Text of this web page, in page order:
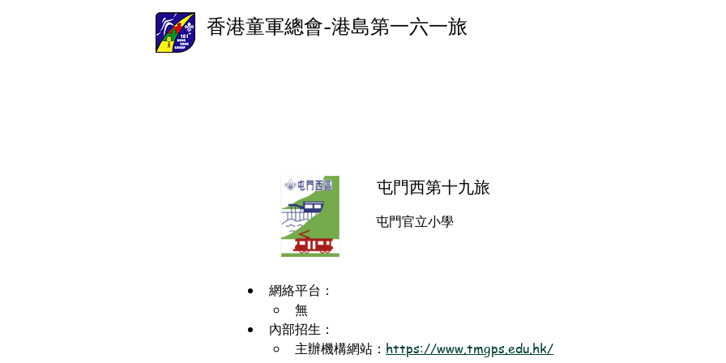
香港童軍總會-港島第一六一旅
屯門西第十九旅
屯門官立小學
網絡平台：
無
內部招生：
主辦機構網站： https://www.tmgps.edu.hk/